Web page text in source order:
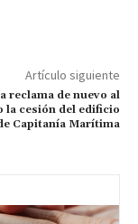
Artículo siguiente
reclama de nuevo al
la cesión del edificio
Capitanía Marítima